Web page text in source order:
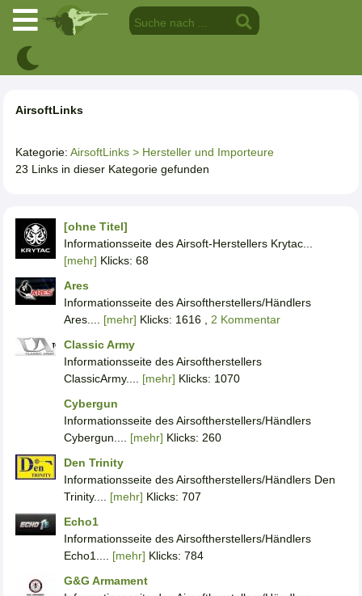
AirsoftLinks
Kategorie: AirsoftLinks > Hersteller und Importeure
23 Links in dieser Kategorie gefunden
[ohne Titel]
Informationsseite des Airsoft-Herstellers Krytac...
[mehr] Klicks: 68
Ares
Informationsseite des Airsoftherstellers/Händlers
Ares.... [mehr] Klicks: 1616 , 2 Kommentar
Classic Army
Informationsseite des Airsoftherstellers
ClassicArmy.... [mehr] Klicks: 1070
Cybergun
Informationsseite des Airsoftherstellers/Händlers
Cybergun.... [mehr] Klicks: 260
Den Trinity
Informationsseite des Airsoftherstellers/Händlers Den
Trinity.... [mehr] Klicks: 707
Echo1
Informationsseite des Airsoftherstellers/Händlers
Echo1.... [mehr] Klicks: 784
G&G Armament